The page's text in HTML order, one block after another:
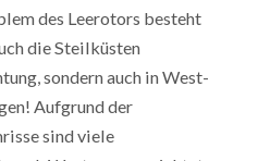
des Leerotors besteht
die Steilküsten
sondern auch in West-
Aufgrund der
sind viele